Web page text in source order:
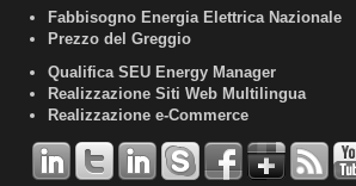
Fabbisogno Energia Elettrica Nazionale
Prezzo del Greggio
Qualifica SEU Energy Manager
Realizzazione Siti Web Multilingua
Realizzazione e-Commerce